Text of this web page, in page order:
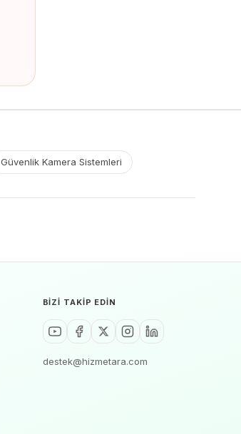
Güvenlik Kamera Sistemleri
BIZI TAKIP EDIN
destek@hizmetara.com